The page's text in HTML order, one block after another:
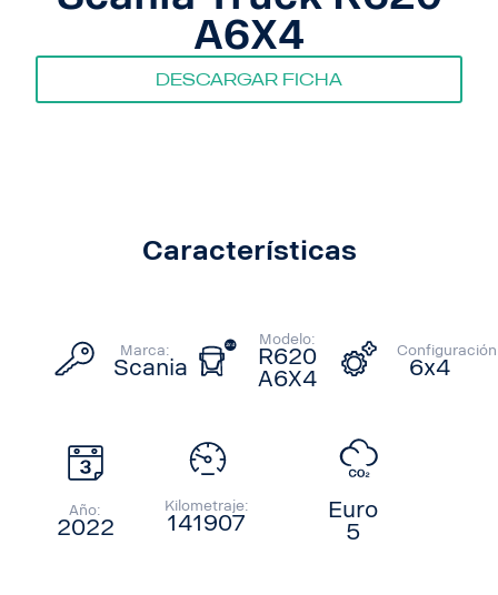
A6X4
Descargar ficha
Características
Marca:
Scania
Modelo:
R620
A6X4
6x4
Año:
2022
Kilometraje:
141907
Euro
5